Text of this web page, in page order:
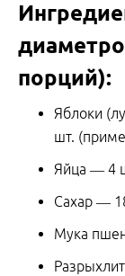
порций):
Яблоки
шт.
Яйца — 4
Сахар —
Мука